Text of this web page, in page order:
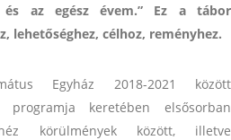
az egész évem.” Ez a tábor
lehetőséghez, célhoz, reményhez.
Egyház 2018-2021 között
keretében elsősorban
körülmények között, illetve